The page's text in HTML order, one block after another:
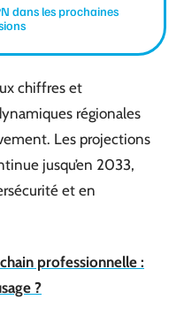
dans les prochaines
chiffres et
régionales
Les projections
jusqu’en 2033,
et en
professionnelle :
?